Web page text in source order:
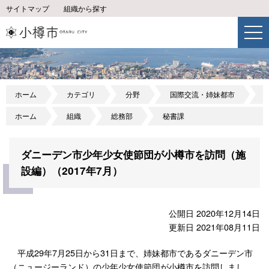
サイトマップ 組織から探す
ホーム カテゴリ 分野 国際交流・姉妹都市
ホーム 組織 総務部 秘書課
ダニーデン市少年少女使節団が小樽市を訪問（施
設編）（2017年7月）
公開日 2020年12月14日
更新日 2021年08月11日
平成29年7月25日から31日まで、姉妹都市であるダニーデン市
（ニュージーランド）の少年少女使節団が小樽市を訪問しまし